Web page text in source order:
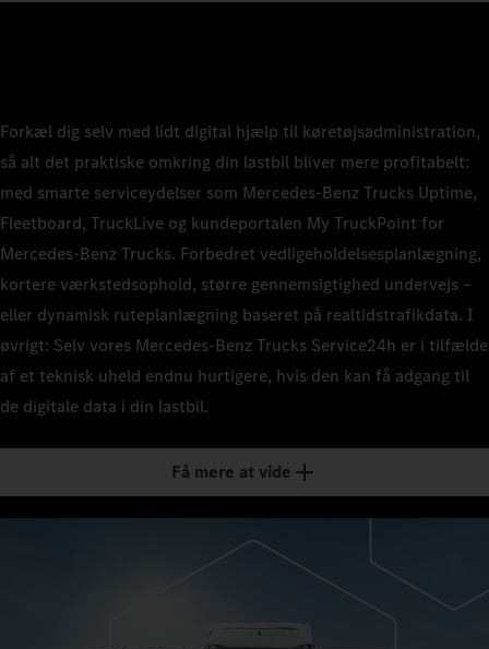
Forkæl dig selv med lidt digital hjælp til køretøjsadministration,
så alt det praktiske omkring din lastbil bliver mere profitabelt:
med smarte serviceydelser som Mercedes-Benz Trucks Uptime,
Fleetboard, TruckLive og kundeportalen My TruckPoint for
Mercedes-Benz Trucks. Forbedret vedligeholdelsesplanlægning,
kortere værkstedsophold, større gennemsigtighed undervejs –
eller dynamisk ruteplanlægning baseret på realtidstrafikdata. I
øvrigt: Selv vores Mercedes-Benz Trucks Service24h er i tilfælde
af et teknisk uheld endnu hurtigere, hvis den kan få adgang til
de digitale data i din lastbil.
Få mere at vide